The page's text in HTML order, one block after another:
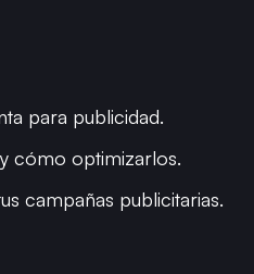
para publicidad.
cómo optimizarlos.
campañas publicitarias.